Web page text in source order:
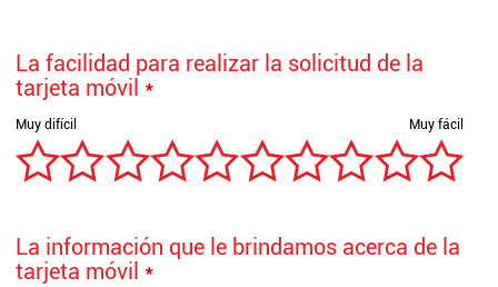
La facilidad para realizar la solicitud de la
tarjeta móvil *
La información que le brindamos acerca de la
tarjeta móvil *